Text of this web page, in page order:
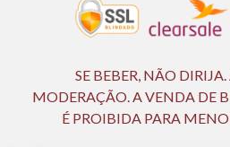
SE BEBER, NÃO
MODERAÇÃO. A VENDA DE
É PROIBIDA PARA